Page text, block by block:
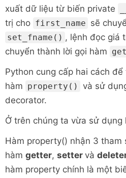
xuất dữ liệu từ biến private
trị cho first_name sẽ
set_fname() , lệnh đọc giá
chuyển thành lời gọi hàm
Python cung cấp hai cách
hàm property() và sử
decorator.
Ở trên chúng ta vừa sử dụng
Hàm property() nhận 3 tham
hàm getter, setter và
hàm property chính là một